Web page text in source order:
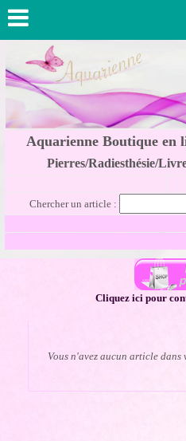
Aquarienne Boutique en
Pierres/Radiesthésie/
Chercher un article :
Cliquez ici pour
Vous n'avez aucun article